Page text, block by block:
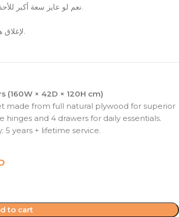
نعم لو عايز سعة أكبر للأحذية الكبيرة/الإكسسوارات—خصوصًا في بيوت العيلة.
نعم، مفصلات Soft Close لإغلاق هادئ يحافظ على المنتج.
(160W × 42D × 120H cm)
made from full natural plywood for superior
hinges and 4 drawers for daily essentials.
5 years + lifetime service.
to cart